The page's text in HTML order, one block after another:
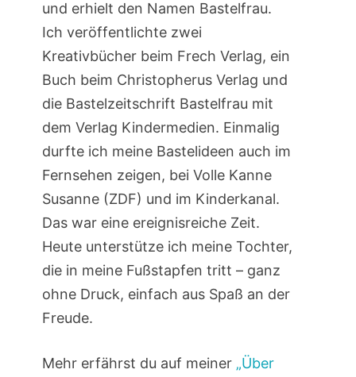
und erhielt den Namen Bastelfrau.
Ich veröffentlichte zwei
Kreativbücher beim Frech Verlag, ein
Buch beim Christopherus Verlag und
die Bastelzeitschrift Bastelfrau mit
dem Verlag Kindermedien. Einmalig
durfte ich meine Bastelideen auch im
Fernsehen zeigen, bei Volle Kanne
Susanne (ZDF) und im Kinderkanal.
Das war eine ereignisreiche Zeit.
Heute unterstütze ich meine Tochter,
die in meine Fußstapfen tritt – ganz
ohne Druck, einfach aus Spaß an der
Freude.
Mehr erfährst du auf meiner „Über